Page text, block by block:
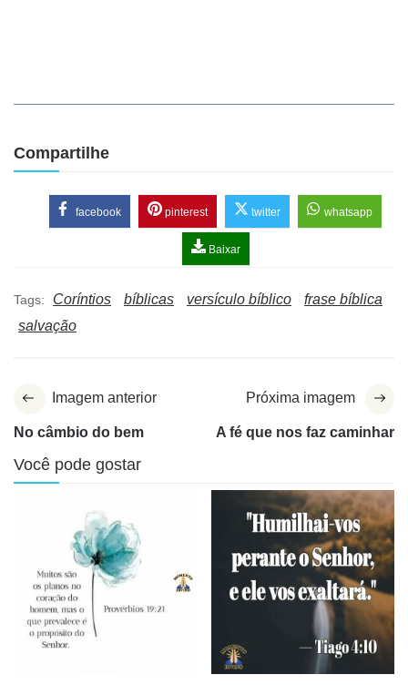
Compartilhe
facebook pinterest twitter whatsapp
Baixar
Tags: Coríntios bíblicas versículo bíblico
frase bíblica
salvação
Imagem anterior
No câmbio do bem
Próxima imagem
A fé que nos faz caminhar
Você pode gostar